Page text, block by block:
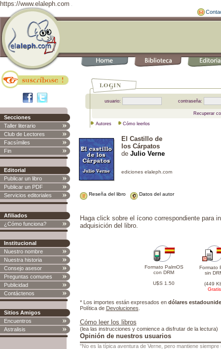
https://www.elaleph.com
Secciones
Taller literario
Club de Lectores
Facsímiles
Fin
Editorial
Publicar un libro
Publicar un PDF
Servicios editoriales
Afiliados
¿Cómo funciona?
Institucional
Nuestro nombre
Nuestra historia
Consejo asesor
Preguntas comunes
Publicidad
Contáctenos
Sitios Amigos
Encuentros
Astralisis
usuario: contraseña:
Recuperar
Autores Cómo leerlos
El Castillo de
los Cárpatos
de Julio Verne
Reseña del libro Datos del autor
Haga click sobre el ícono correspondiente para
adquisición del libro.
Formato PalmOS
con DRM
U$S 1.50
Formato
sin
(449
Gratis
* Los importes están expresados en dólares
Política de Devoluciones
Cómo leer los libros
(lea las instrucciones y comience a disfrutar de la lectura)
Opinión de nuestros usuarios
"No es la típica aventura de Verne, pero mantiene siempre